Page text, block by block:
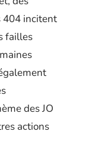
404 incitent
failles
des JO
actions